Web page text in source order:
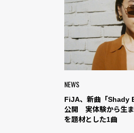
NEWS
FiJA、新曲「Shady
公開 実体験から生
を題材とした1曲